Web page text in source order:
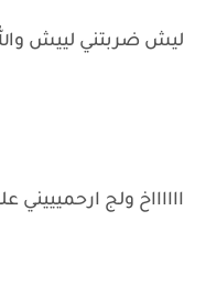
ليش ضربتني لييش
ااااااخ ولج ارحميييني